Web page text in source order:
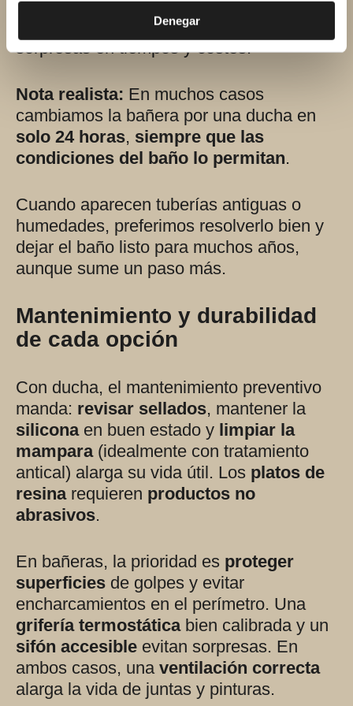
Denegar
medimosdesagüe, pendiente y hueco
antes de decidir: así evitamos
sorpresas en tiempos y costes.
Nota realista: En muchos casos
cambiamos la bañera por una ducha en
solo 24 horas, siempre que las
condiciones del baño lo permitan.
Cuando aparecen tuberías antiguas o
humedades, preferimos resolverlo bien y
dejar el baño listo para muchos años,
aunque sume un paso más.
Mantenimiento y durabilidad
de cada opción
Con ducha, el mantenimiento preventivo
manda: revisar sellados, mantener la
siliconaen buen estado y limpiar la
mampara(idealmente con tratamiento
antical) alarga su vida útil. Los platos de
resinarequieren productos no
abrasivos.
En bañeras, la prioridad es proteger
superficies de golpes y evitar
encharcamientos en el perímetro. Una
grifería termostáticabien calibrada y un
sifón accesible evitan sorpresas. En
ambos casos, una ventilación correcta
alarga la vida de juntas y pinturas.